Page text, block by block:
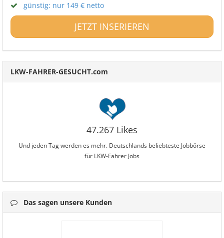
günstig: nur 149 € netto
JETZT INSERIEREN
LKW-FAHRER-GESUCHT.com
47.267 Likes
Und jeden Tag werden es mehr. Deutschlands beliebteste Jobbörse
für LKW-Fahrer Jobs
Das sagen unsere Kunden